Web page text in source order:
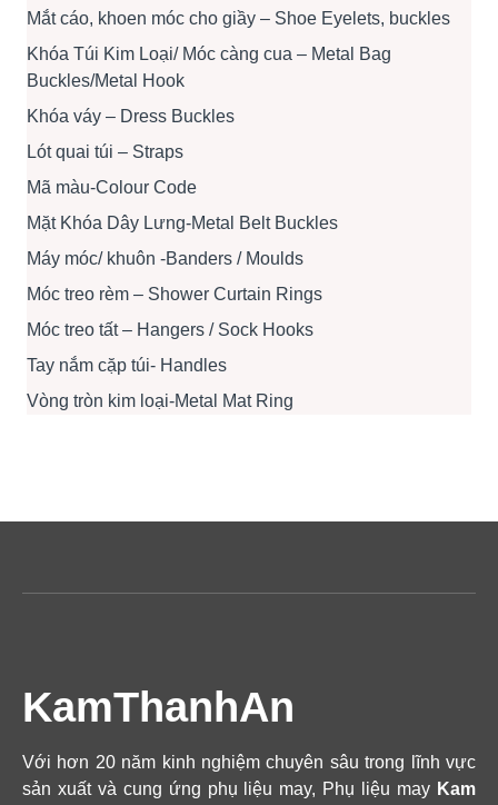
Mắt cáo, khoen móc cho giầy – Shoe Eyelets, buckles
Khóa Túi Kim Loại/ Móc càng cua – Metal Bag
Buckles/Metal Hook
Khóa váy – Dress Buckles
Lót quai túi – Straps
Mã màu-Colour Code
Mặt Khóa Dây Lưng-Metal Belt Buckles
Máy móc/ khuôn -Banders / Moulds
Móc treo rèm – Shower Curtain Rings
Móc treo tất – Hangers / Sock Hooks
Tay nắm cặp túi- Handles
Vòng tròn kim loại-Metal Mat Ring
KamThanhAn
Với hơn 20 năm kinh nghiệm chuyên sâu trong lĩnh vực
sản xuất và cung ứng phụ liệu may, Phụ liệu may Kam